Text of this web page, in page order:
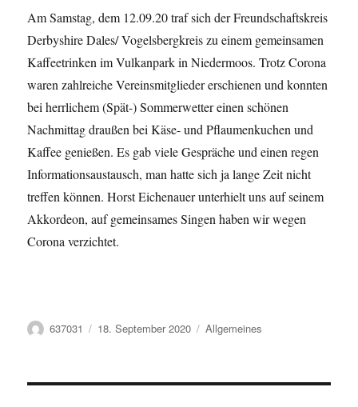
Am Samstag, dem 12.09.20 traf sich der Freundschaftskreis
Derbyshire Dales/ Vogelsbergkreis zu einem gemeinsamen
Kaffeetrinken im Vulkanpark in Niedermoos. Trotz Corona
waren zahlreiche Vereinsmitglieder erschienen und konnten
bei herrlichem (Spät-) Sommerwetter einen schönen
Nachmittag draußen bei Käse- und Pflaumenkuchen und
Kaffee genießen. Es gab viele Gespräche und einen regen
Informationsaustausch, man hatte sich ja lange Zeit nicht
treffen können. Horst Eichenauer unterhielt uns auf seinem
Akkordeon, auf gemeinsames Singen haben wir wegen
Corona verzichtet.
Autor
637031
Veröffentlicht
18. September 2020 Kategorien
Allgemeines